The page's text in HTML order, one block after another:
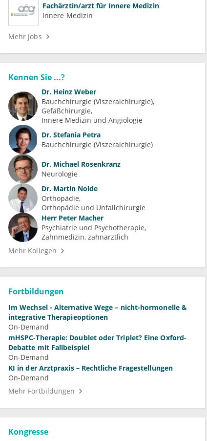
Fachärztin/arzt für Innere Medizin
Innere Medizin
Mehr Jobs
Kennen Sie ...?
Dr. Heinz Weber
Bauchchirurgie (Viszeralchirurgie)
Gefäßchirurgie
Innere Medizin und Angiologie
Dr. Stefania Petra
Bauchchirurgie (Viszeralchirurgie)
Dr. Michael Rosenkranz
Neurologie
Dr. Martin Nolde
Orthopädie
Orthopädie und Unfallchirurgie
Herr Peter Macher
Psychiatrie und Psychotherapie
Zahnmedizin, zahnärztlich
Mehr Kollegen
Fortbildungen
Im Wechsel - Alternative Wege – nicht-hormonelle &
integrative Therapieoptionen
On-Demand
mHSPC-Therapie: Doublet oder Triplet? Eine Oxford-
Debatte mit Fallbeispiel
On-Demand
KI in der Arztpraxis – Rechtliche Fragestellungen
On-Demand
Mehr Fortbildungen
Kongresse